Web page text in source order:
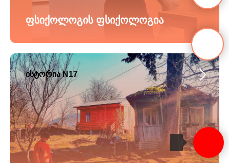
ფსიქოლოგის ფსიქოლოგია
ისტორია N17